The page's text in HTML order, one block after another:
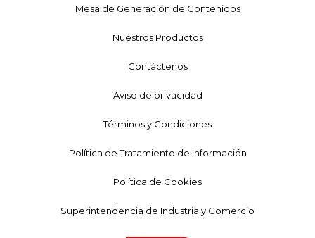
Mesa de Generación de Contenidos
Nuestros Productos
Contáctenos
Aviso de privacidad
Términos y Condiciones
Política de Tratamiento de Información
Política de Cookies
Superintendencia de Industria y Comercio